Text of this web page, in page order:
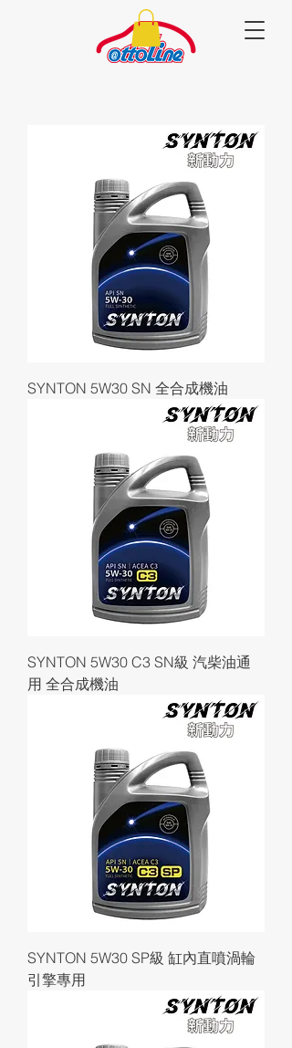
SYNTON 5W30 SN 全合成機油
SYNTON 5W30 C3 SN級 汽柴油通
用 全合成機油
SYNTON 5W30 SP級 缸內直噴渦輪
引擎專用